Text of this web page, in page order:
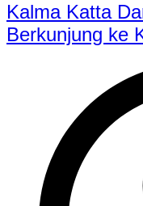
Kalma Katta
Berkunjung ke